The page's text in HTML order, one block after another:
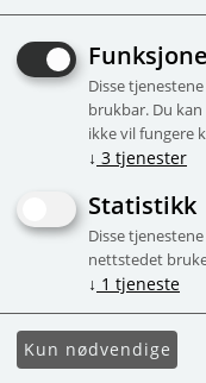
BOPSTER
SPINNER
Høykvalitets
hele 94 gram.
Kampanje
Disse
brukbar. Du
ikke vil fungere
↓ 3 tjenester
Statistikk
Disse
nettstedet
↓ 1 tjeneste
Kun nødvendige